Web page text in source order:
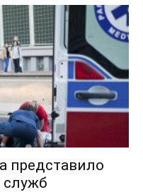
представило
служб